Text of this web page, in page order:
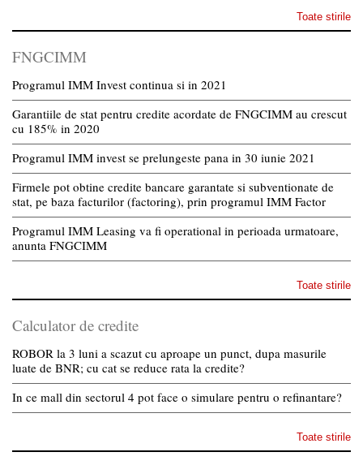
Toate stirile
FNGCIMM
Programul IMM Invest continua si in 2021
Garantiile de stat pentru credite acordate de FNGCIMM au crescut
cu 185% in 2020
Programul IMM invest se prelungeste pana in 30 iunie 2021
Firmele pot obtine credite bancare garantate si subventionate de
stat, pe baza facturilor (factoring), prin programul IMM Factor
Programul IMM Leasing va fi operational in perioada urmatoare,
anunta FNGCIMM
Toate stirile
Calculator de credite
ROBOR la 3 luni a scazut cu aproape un punct, dupa masurile
luate de BNR; cu cat se reduce rata la credite?
In ce mall din sectorul 4 pot face o simulare pentru o refinantare?
Toate stirile